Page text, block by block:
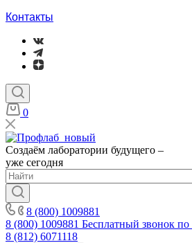
Контакты
0
Создаём лаборатории будущего –
уже сегодня
8 (800) 1009881
8 (800) 1009881 Бесплатный звонок по
8 (812) 6071118